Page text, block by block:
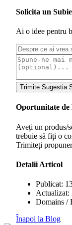
Solicita un
Ai o idee pentru
Trimite Sugestia
Oportunitate de
Aveți un produs/
trebuie să fiți o
Trimiteți
Detalii Articol
Publicat:
Actualizat:
Domains /
Înapoi la Blog